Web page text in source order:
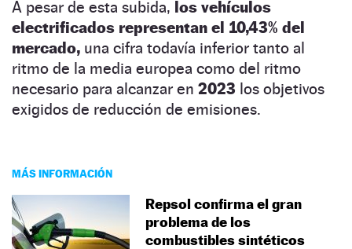
A pesar de esta subida, los vehículos
electrificados representan el 10,43% del
mercado, una cifra todavía inferior tanto al
ritmo de la media europea como del ritmo
necesario para alcanzar en 2023 los objetivos
exigidos de reducción de emisiones.
MÁS INFORMACIÓN
Repsol confirma el gran
problema de los
combustibles sintéticos